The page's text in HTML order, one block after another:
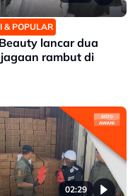
& POPULAR
lancar dua
rambut di
02:29